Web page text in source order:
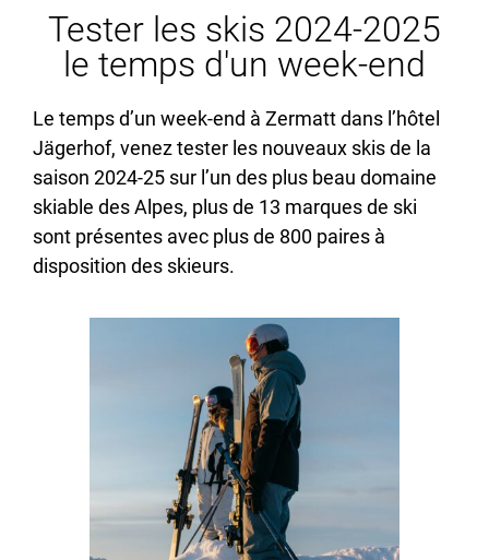
Tester les skis 2024-2025
le temps d'un week-end
Le temps d’un week-end à Zermatt dans l’hôtel
Jägerhof, venez tester les nouveaux skis de la
saison 2024-25 sur l’un des plus beau domaine
skiable des Alpes, plus de 13 marques de ski
sont présentes avec plus de 800 paires à
disposition des skieurs.